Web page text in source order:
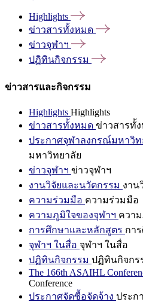
Highlights
ข่าวสารทั้งหมด
ข่าวจุฬาฯ
ปฏิทินกิจกรรม
ข่าวสารและกิจกรรม
Highlights Highlights
ข่าวสารทั้งหมด ข่าวสารทั้
ประกาศจุฬาลงกรณ์มหาวิท
มหาวิทยาลัย
ข่าวจุฬาฯ ข่าวจุฬาฯ
งานวิจัยและนวัตกรรม งาน
ความร่วมมือ ความร่วมมือ
ความภูมิใจของจุฬาฯ ควา
การศึกษาและหลักสูตร กา
จุฬาฯ ในสื่อ จุฬาฯ ในสื่อ
ปฏิทินกิจกรรม ปฏิทินกิจกร
The 166th ASAIHL
Conference
ประกาศจัดซื้อจัดจ้าง ประก